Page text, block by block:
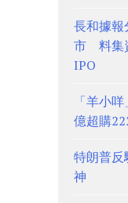
長和據報
市 料集
IPO
「羊小
億超購
特朗普反
神